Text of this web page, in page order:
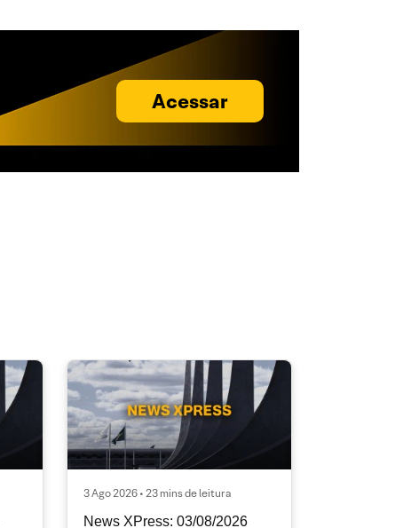
Acessar
3 Ago 2026 • 23 mins de leitura
News XPress: 03/08/2026